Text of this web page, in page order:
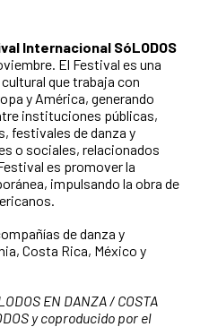
Internacional SóLODOS
El Festival es una
que trabaja con
y América, generando
instituciones públicas,
festivales de danza y
o sociales, relacionados
es promover la
impulsando la obra de
de danza y
Costa Rica, México y
EN DANZA / COSTA
y coproducido por el